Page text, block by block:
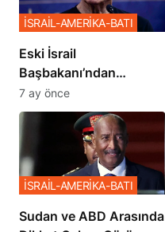
Eski İsrail
Başbakanı’ndan
Netanyahu’ya Ağır
Sözler
İSRAİL-AMERİKA-BATI
7 ay önce
Sudan ve ABD Arasında
İSRAİL-AMERİKA-BATI